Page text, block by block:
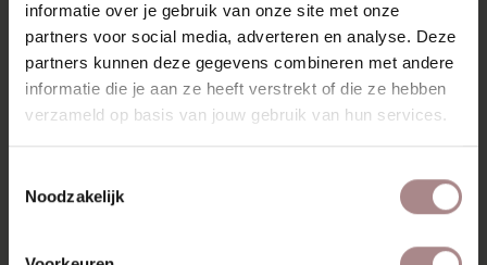
informatie over je gebruik van onze site met onze
partners voor social media, adverteren en analyse. Deze
partners kunnen deze gegevens combineren met andere
informatie die je aan ze heeft verstrekt of die ze hebben
verzameld op basis van jouw gebruik van hun services.
Noodzakelijk
HOUTSTAAL
GEOLIED